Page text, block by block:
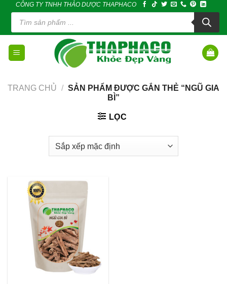
content
CÔNG TY TNHH THẢO DƯỢC THAPHACO
Tìm
kiếm
phẩm
TRANG CHỦ / SẢN PHẨM ĐƯỢC GẮN THẺ “NGŨ GIA
BÌ”
LỌC